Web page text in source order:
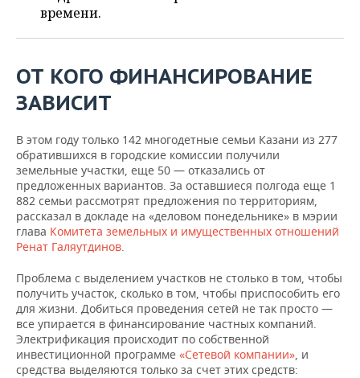
ВОДНЫЕ ВИДЫ СПОРТА
ХОККЕЙ С МЯЧОМ
ОБРАЗОВАНИЕ
ПРОИСШЕСТВИЯ
времени.
ОТ КОГО ФИНАНСИРОВАНИЕ
ЗАВИСИТ
В этом году только 142 многодетные семьи Казани из 277
обратившихся в городские комиссии получили
земельные участки, еще 50 — отказались от
предложенных вариантов. За оставшиеся полгода еще 1
882 семьи рассмотрят предложения по территориям,
рассказал в докладе на «деловом понедельнике» в мэрии
глава Комитета земельных и имущественных отношений
Ренат Галяутдинов.
Проблема с выделением участков не столько в том, чтобы
получить участок, сколько в том, чтобы приспособить его
для жизни. Добиться проведения сетей не так просто —
все упирается в финансирование частных компаний.
Электрификация происходит по собственной
инвестиционной программе «Сетевой компании», и
средства выделяются только за счет этих средств: